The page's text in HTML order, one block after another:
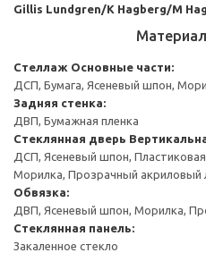
Gillis Lundgren/K Hagberg/M
Стеллаж Основные части:
ДСП, Бумага, Ясеневый шпон,
Задняя стенка:
ДВП, Бумажная пленка
Стеклянная дверь
ДСП, Ясеневый шпон,
Морилка, Прозрачный акриловый
Обвязка:
ДВП, Ясеневый шпон, Морилка,
Стеклянная панель:
Закаленное стекло